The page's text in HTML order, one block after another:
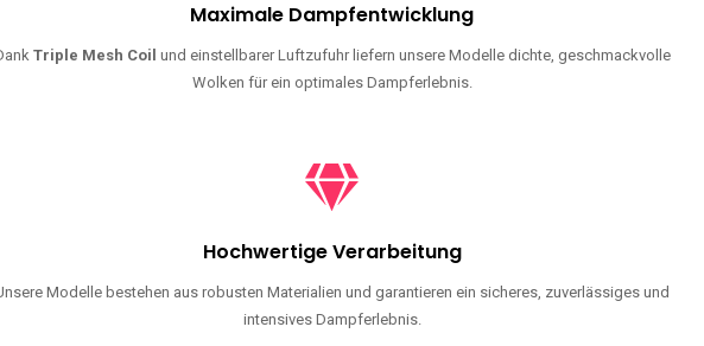
Maximale Dampfentwicklung
Triple Mesh Coil und einstellbarer Luftzufuhr liefern unsere Modelle dichte, geschmackvolle
Wolken für ein optimales Dampferlebnis.
Hochwertige Verarbeitung
Modelle bestehen aus robusten Materialien und garantieren ein sicheres, zuverlässiges und
intensives Dampferlebnis.